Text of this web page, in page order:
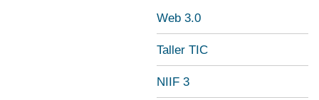
Web 3.0
Taller TIC
NIIF 3